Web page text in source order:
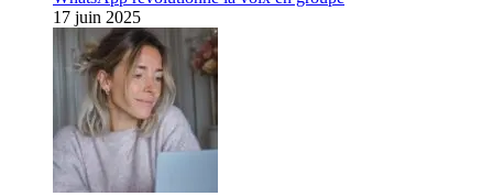
17 juin 2025